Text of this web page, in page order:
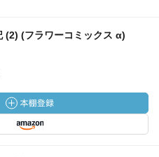
(2) (フラワーコミックス α)